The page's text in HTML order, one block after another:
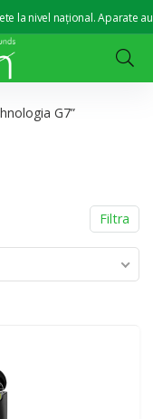
nivel național. Aparate
G7”
Filtra